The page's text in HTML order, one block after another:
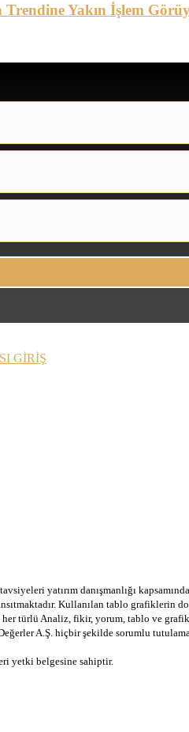
Trendine Yakın İşlem
GİRİŞ
yatırım danışmanlığı
Kullanılan tablo grafiklerin
her türlü Analiz, fikir, yorum, tablo ve
A.Ş. hiçbir şekilde sorumlu
yetki belgesine sahiptir.